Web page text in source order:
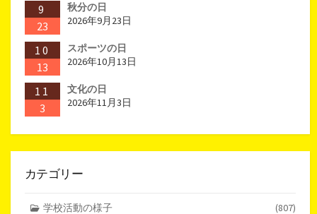
9
23
秋分の日
2026年9月23日
10
13
スポーツの日
2026年10月13日
11
3
文化の日
2026年11月3日
カテゴリー
学校活動の様子 (807)